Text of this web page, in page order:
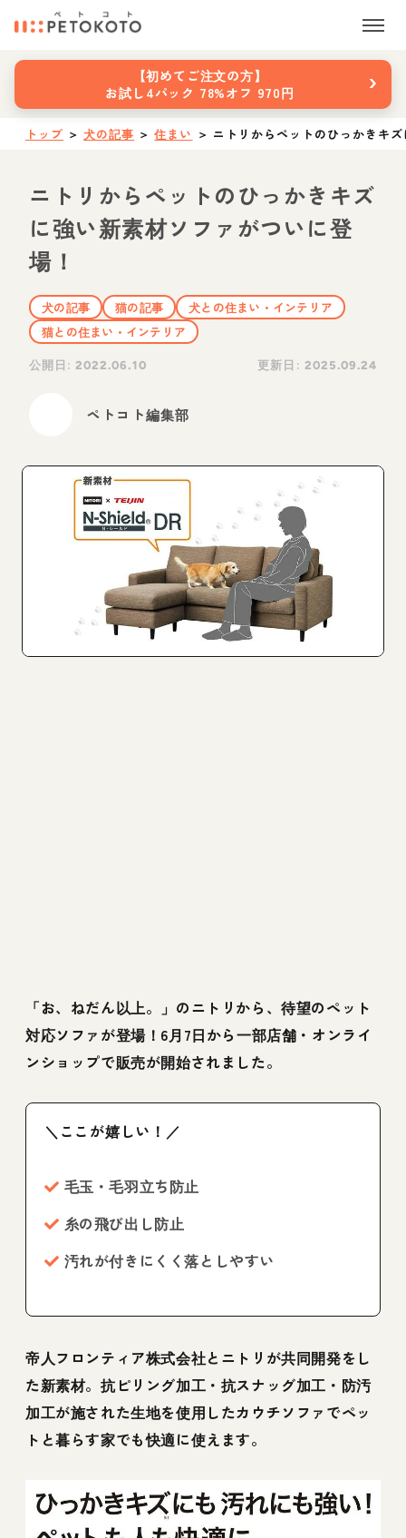
【初めてご注文の方】
お試し4パック 78%オフ 970円
›
トップ ＞ 犬の記事 ＞ 住まい ＞ ニトリからペットのひっかきキ
ニトリからペットのひっかきキズ
に強い新素材ソファがついに登
場！
犬の記事 猫の記事
犬との住まい・インテリア
猫との住まい・インテリア
公開日:2022.06.10 更新日: 2025.09.24
ペトコト編集部
「お、ねだん以上。」のニトリから、待望のペット
対応ソファが登場！6月7日から一部店舗・オンライ
ンショップで販売が開始されました。
＼ここが嬉しい！／
毛玉・毛羽立ち防止
糸の飛び出し防止
汚れが付きにくく落としやすい
帝人フロンティア株式会社とニトリが共同開発をし
た新素材。抗ピリング加工・抗スナッグ加工・防汚
加工が施された生地を使用したカウチソファでペッ
トと暮らす家でも快適に使えます。